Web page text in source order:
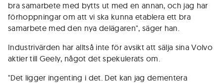
bra samarbete med bytts ut med en annan, och jag har
förhoppningar om att vi ska kunna etablera ett bra
samarbete med den nya delägaren", säger han.
Industrivärden har alltså inte för avsikt att sälja sina Volvo
aktier till Geely, något det spekulerats om.
"Det ligger ingenting i det. Det kan jag dementera